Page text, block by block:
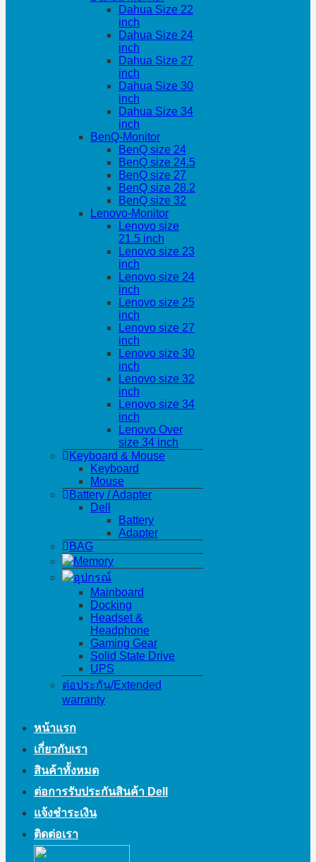
Dahua Size 22
inch
Dahua Size 24
inch
Dahua Size 27
inch
Dahua Size 30
inch
Dahua Size 34
inch
BenQ-Monitor
BenQ size 24
BenQ size 24.5
BenQ size 27
BenQ size 28.2
BenQ size 32
Lenovo-Monitor
Lenovo size
21.5 inch
Lenovo size 23
inch
Lenovo size 24
inch
Lenovo size 25
inch
Lenovo size 27
inch
Lenovo size 30
inch
Lenovo size 32
inch
Lenovo size 34
inch
Lenovo Over
size 34 inch
Keyboard & Mouse
Keyboard
Mouse
Battery / Adapter
Dell
Battery
Adapter
BAG
Memory
อุปกรณ์
Mainboard
Docking
Headset &
Headphone
Gaming Gear
Solid State Drive
UPS
ต่อประกัน/Extended
warranty
หน้าแรก
เกี่ยวกับเรา
สินค้าทั้งหมด
ต่อการรับประกันสินค้า Dell
แจ้งชำระเงิน
ติดต่อเรา